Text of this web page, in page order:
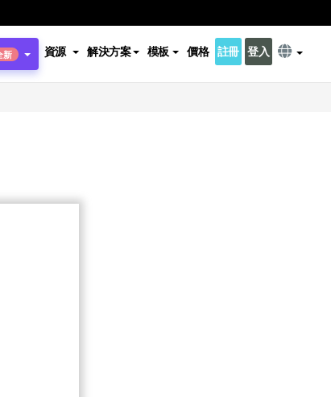
新 資源 解決方案 模板 價格 註冊 登入